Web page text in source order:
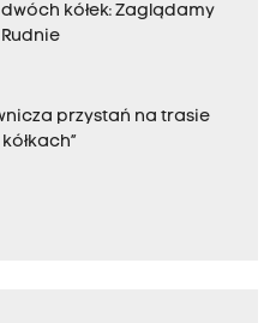
kółek: Zaglądamy
przystań na trasie